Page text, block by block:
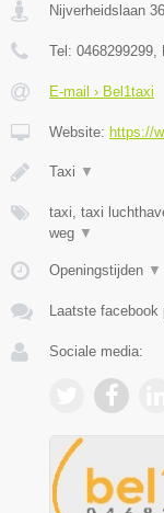
Nijverheidslaan
Tel: 0468299299,
E-mail › Bel1taxi
Website: https://
Taxi ▼
taxi, taxi
weg ▼
Openingstijden ▼
Laatste facebook
Sociale media: